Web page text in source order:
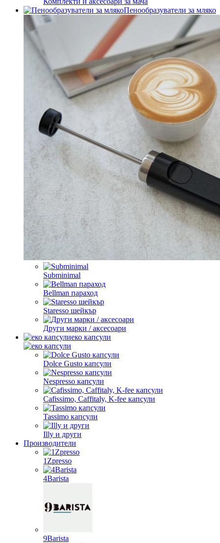
Пенообразуватели за мляко
Subminimal
Bellman параход
Staresso шейкър
Други марки / аксесоари
еко капсули
Dolce Gusto капсули
Nespresso капсули
Cafissimo, Caffitaly, K-fee капсули
Tassimo капсули
Illy и други
Производители
1Zpresso
4Barista
9Barista